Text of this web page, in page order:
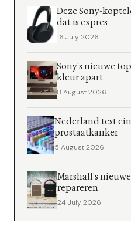
Deze Sony-
dat is expres
16 July 2026
Sony's nieuwe
kleur apart
8 August 2026
Nederland test
prostaatkanker
5 August 2026
Marshall's
repareren
24 July 2026